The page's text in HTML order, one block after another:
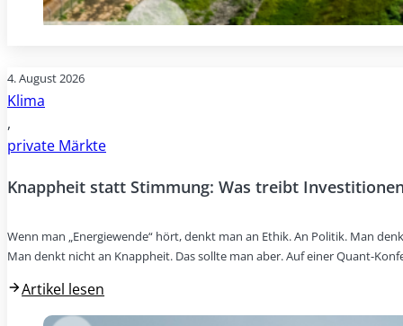
4. August 2026
Klima
,
private Märkte
Knappheit statt Stimmung: Was treibt
Wenn man „Energiewende“ hört, denkt man an Ethik. An Politik. Man
Man denkt nicht an Knappheit. Das sollte man aber. Auf einer Quant-
Artikel lesen